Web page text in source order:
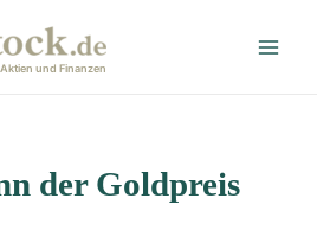
und Finanzen
der Goldpreis